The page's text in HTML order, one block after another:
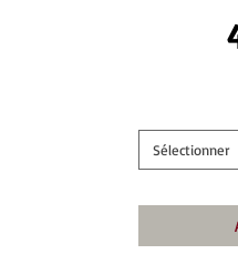
Sélectionner